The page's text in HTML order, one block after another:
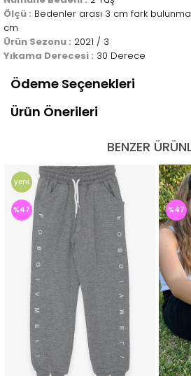
Ölçü : Bedenler arası 3 cm fark
cm
Ürün Sezonu : 2021 / 3
Yıkama Derecesi : 30 Derece
Ödeme Seçenekleri
Ürün Önerileri
BENZER
%47
yeni
ürün
%47